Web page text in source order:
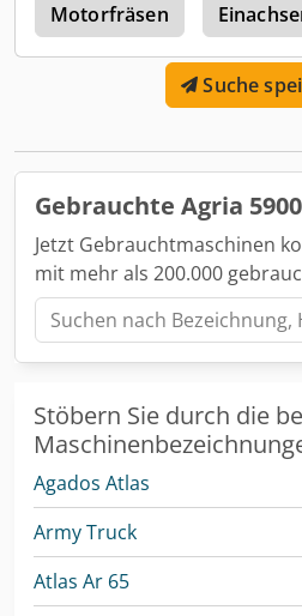
guten Gesamtzustand, frisch
einsatzbereit! Verkauf erfolgt als
unter Ausschluss von Rückgabe,
Gewährleistung. Nettopreis
Chsdpfx Aewzwftjitea -
Motorfräsen
Suche
Gebrauchte Agria
Jetzt Gebrauchtmaschinen
mit mehr als 200.000
Stöbern Sie durch die
Agados Atlas
Army Truck
Atlas Ar 65